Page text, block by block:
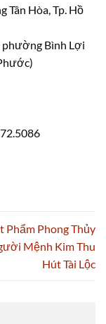
Tân Hòa, Tp. Hồ
phường Bình Lợi
Phẩm Phong Thủy
Mệnh Kim Thu
Hút Tài Lộc